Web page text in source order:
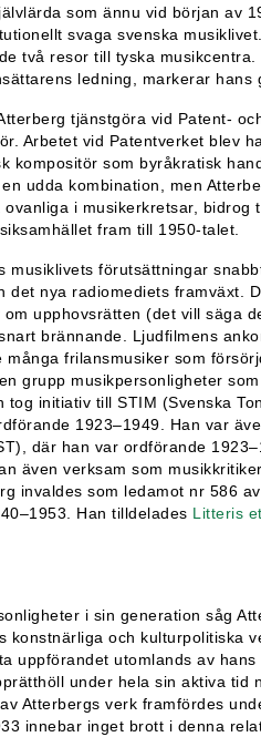
som ännu vid början av
svaga svenska
två resor till tyska musikcentra.
ledning, markerar hans
tjänstgöra vid Patent-
Arbetet vid Patentverket blev
kompositör som byråkratisk
udda kombination, men
i musikerkretsar, bidrog
fram till 1950-talet.
musiklivets förutsättningar
det nya radiomediets framväxt.
upphovsrätten (det vill säga
brännande. Ljudfilmens
frilansmusiker som
grupp musikpersonligheter
initiativ till STIM (Svenska
1923–1949. Han var
där han var ordförande
även verksam som
invaldes som ledamot nr 586
Han tilldelades Litteris
i sin generation såg
konstnärliga och kulturpolitiska
uppförandet utomlands av
under hela sin aktiva tid
Atterbergs verk framfördes
innebar inget brott i denna